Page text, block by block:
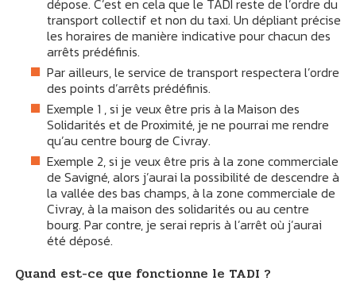
dépose. C’est en cela que le TADI reste de l’ordre du
transport collectif et non du taxi. Un dépliant précise
les horaires de manière indicative pour chacun des
arrêts prédéfinis.
Par ailleurs, le service de transport respectera l’ordre
des points d’arrêts prédéfinis.
Exemple 1 , si je veux être pris à la Maison des
Solidarités et de Proximité, je ne pourrai me rendre
qu’au centre bourg de Civray.
Exemple 2, si je veux être pris à la zone commerciale
de Savigné, alors j’aurai la possibilité de descendre à
la vallée des bas champs, à la zone commerciale de
Civray, à la maison des solidarités ou au centre
bourg. Par contre, je serai repris à l’arrêt où j’aurai
été déposé.
Quand est-ce que fonctionne le TADI ?